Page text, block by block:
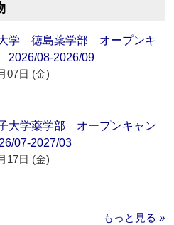
学 徳島薬学部 オープンキ
2026/08-2026/09
07日 (金)
大学薬学部 オープンキャン
07-2027/03
17日 (金)
もっと見る »